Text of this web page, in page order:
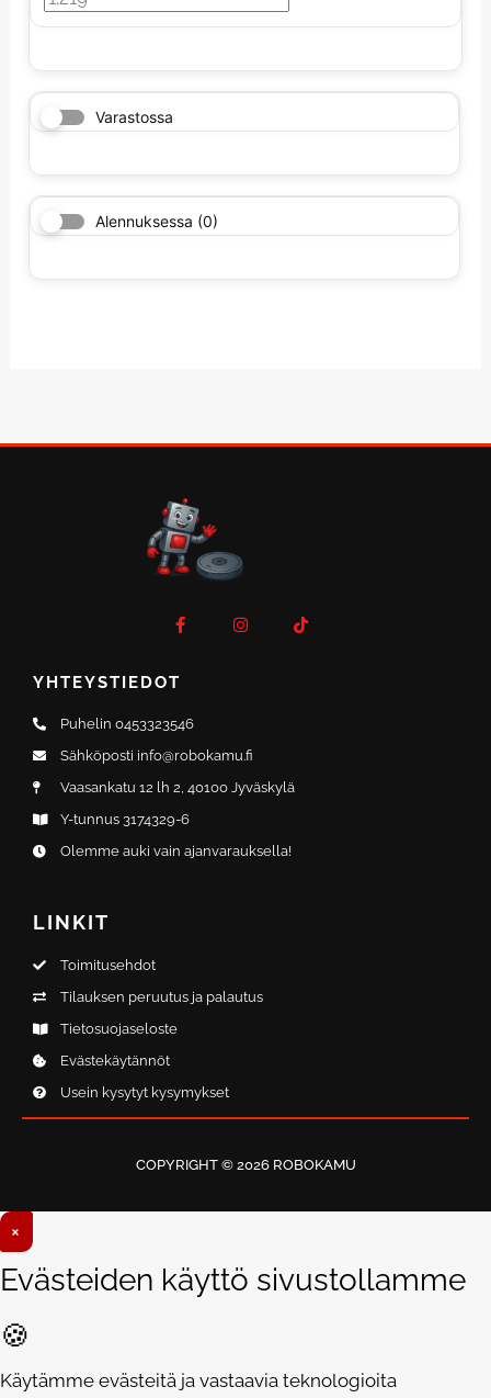
Varastossa
Alennuksessa (0)
c
e
-
s
k
t
YHTEYSTIEDOT
Puhelin 0453323546
Sähköposti info@robokamu.fi
Vaasankatu 12 lh 2, 40100 Jyväskylä
Y-tunnus 3174329-6
Olemme auki vain ajanvarauksella!
LINKIT
Toimitusehdot
Tilauksen peruutus ja palautus
Tietosuojaseloste
Evästekäytännöt
Usein kysytyt kysymykset
COPYRIGHT © 2026 ROBOKAMU
×
Evästeiden käyttö sivustollamme
🍪
Käytämme evästeitä ja vastaavia teknologioita